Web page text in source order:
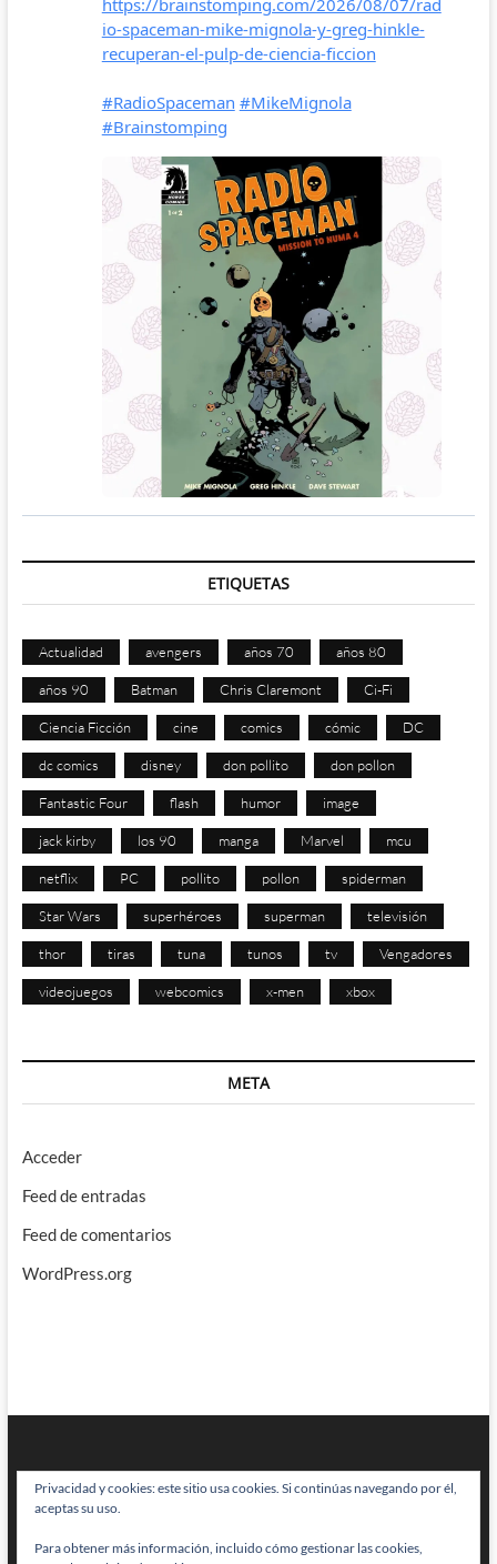
ETIQUETAS
Actualidad avengers años 70 años 80
años 90 Batman Chris Claremont Ci-Fi
Ciencia Ficción cine comics cómic DC
dc comics disney don pollito don pollon
Fantastic Four flash humor image
jack kirby los 90 manga Marvel mcu
netflix PC pollito pollon spiderman
Star Wars superhéroes superman televisión
thor tiras tuna tunos tv Vengadores
videojuegos webcomics x-men xbox
META
Acceder
Feed de entradas
Feed de comentarios
WordPress.org
BRAINSTOMPING| Diseñado por:Theme Freesia|WordPress| © Todos
Privacidad y cookies: este sitio usa cookies. Si continúas navegando por él,
aceptas su uso.
Para obtener más información, incluido cómo gestionar las cookies,